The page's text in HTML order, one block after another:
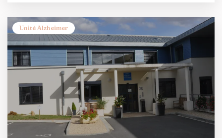
Unité Alzheimer